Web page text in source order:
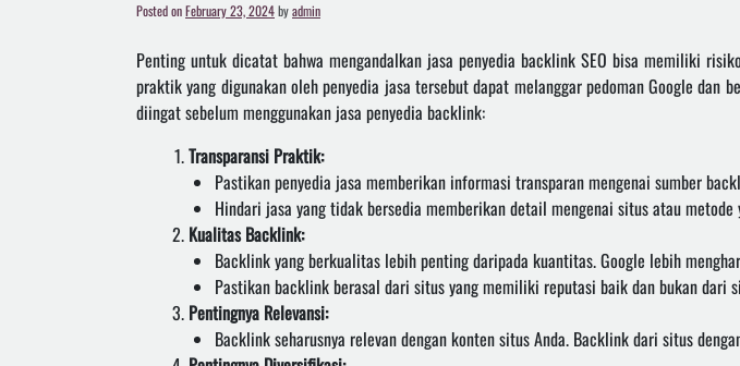
Posted onFebruary 23, 2024byadmin
Penting untuk dicatat bahwa mengandalkan jasa penyedia backlink SEO bisa memiliki
praktik yang digunakan oleh penyedia jasa tersebut dapat melanggar pedoman Google dan
diingat sebelum menggunakan jasa penyedia backlink:
Transparansi Praktik:
Pastikan penyedia jasa memberikan informasi transparan mengenai sumber
Hindari jasa yang tidak bersedia memberikan detail mengenai situs atau metode
Kualitas Backlink:
Backlink yang berkualitas lebih penting daripada kuantitas. Google lebih
Pastikan backlink berasal dari situs yang memiliki reputasi baik dan bukan dari
Pentingnya Relevansi:
Backlink seharusnya relevan dengan konten situs Anda. Backlink dari situs